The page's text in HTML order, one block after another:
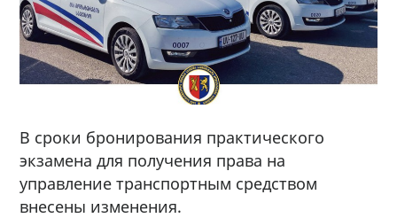
В сроки бронирования практического
экзамена для получения права на
управление транспортным средством
внесены изменения.